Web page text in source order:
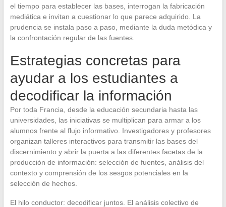
el tiempo para establecer las bases, interrogan la fabricación
mediática e invitan a cuestionar lo que parece adquirido. La
prudencia se instala paso a paso, mediante la duda metódica y
la confrontación regular de las fuentes.
Estrategias concretas para
ayudar a los estudiantes a
decodificar la información
Por toda Francia, desde la educación secundaria hasta las
universidades, las iniciativas se multiplican para armar a los
alumnos frente al flujo informativo. Investigadores y profesores
organizan talleres interactivos para transmitir las bases del
discernimiento y abrir la puerta a las diferentes facetas de la
producción de información: selección de fuentes, análisis del
contexto y comprensión de los sesgos potenciales en la
selección de hechos.
El hilo conductor: decodificar juntos. El análisis colectivo de